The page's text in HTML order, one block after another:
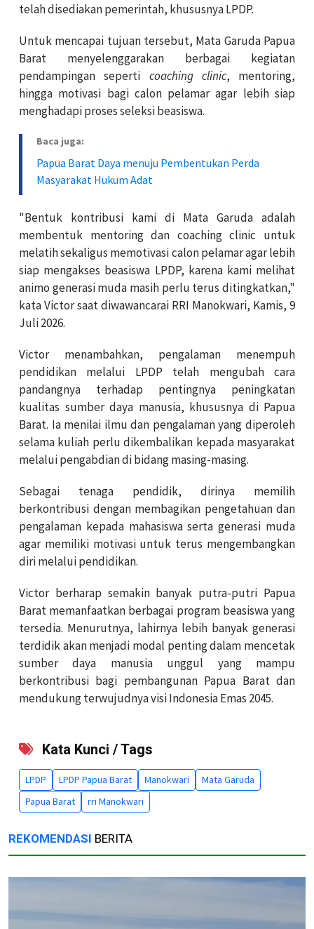
telah disediakan pemerintah, khususnya LPDP.
Untuk mencapai tujuan tersebut, Mata Garuda Papua
Barat menyelenggarakan berbagai kegiatan
pendampingan seperti coaching clinic, mentoring,
hingga motivasi bagi calon pelamar agar lebih siap
menghadapi proses seleksi beasiswa.
Baca juga:
Papua Barat Daya menuju Pembentukan Perda
Masyarakat Hukum Adat
"Bentuk kontribusi kami di Mata Garuda adalah
membentuk mentoring dan coaching clinic untuk
melatih sekaligus memotivasi calon pelamar agar lebih
siap mengakses beasiswa LPDP, karena kami melihat
animo generasi muda masih perlu terus ditingkatkan,"
kata Victor saat diwawancarai RRI Manokwari, Kamis, 9
Juli 2026.
Victor menambahkan, pengalaman menempuh
pendidikan melalui LPDP telah mengubah cara
pandangnya terhadap pentingnya peningkatan
kualitas sumber daya manusia, khususnya di Papua
Barat. Ia menilai ilmu dan pengalaman yang diperoleh
selama kuliah perlu dikembalikan kepada masyarakat
melalui pengabdian di bidang masing-masing.
Sebagai tenaga pendidik, dirinya memilih
berkontribusi dengan membagikan pengetahuan dan
pengalaman kepada mahasiswa serta generasi muda
agar memiliki motivasi untuk terus mengembangkan
diri melalui pendidikan.
Victor berharap semakin banyak putra-putri Papua
Barat memanfaatkan berbagai program beasiswa yang
tersedia. Menurutnya, lahirnya lebih banyak generasi
terdidik akan menjadi modal penting dalam mencetak
sumber daya manusia unggul yang mampu
berkontribusi bagi pembangunan Papua Barat dan
mendukung terwujudnya visi Indonesia Emas 2045.
Kata Kunci / Tags
LPDP LPDP Papua Barat Manokwari
Mata Garuda
Papua Barat
rri Manokwari
REKOMENDASI BERITA